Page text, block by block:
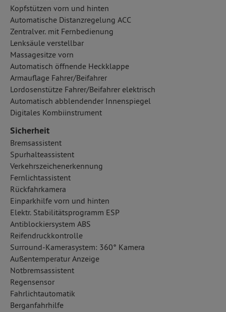
Kopfstützen vorn und hinten
Automatische Distanzregelung ACC
Zentralver. mit Fernbedienung
Lenksäule verstellbar
Massagesitze vorn
Automatisch öffnende Heckklappe
Armauflage Fahrer/Beifahrer
Lordosenstütze Fahrer/Beifahrer elektrisch
Automatisch abblendender Innenspiegel
Digitales Kombiinstrument
Sicherheit
Bremsassistent
Spurhalteassistent
Verkehrszeichenerkennung
Fernlichtassistent
Rückfahrkamera
Einparkhilfe vorn und hinten
Elektr. Stabilitätsprogramm ESP
Antiblockiersystem ABS
Reifendruckkontrolle
Surround-Kamerasystem: 360° Kamera
Außentemperatur Anzeige
Notbremsassistent
Regensensor
Fahrlichtautomatik
Berganfahrhilfe